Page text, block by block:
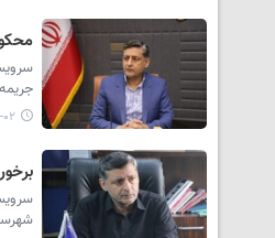
محکومیت ۴ هزار میلیارد
جریمه نقدی
شهرستان